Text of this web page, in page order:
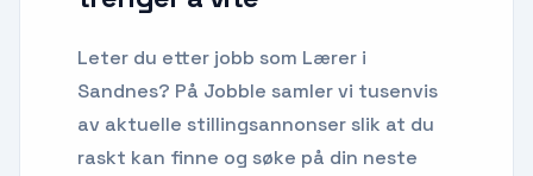
Leter du etter jobb som Lærer i
Sandnes? På Jobble samler vi tusenvis
av aktuelle stillingsannonser slik at du
raskt kan finne og søke på din neste